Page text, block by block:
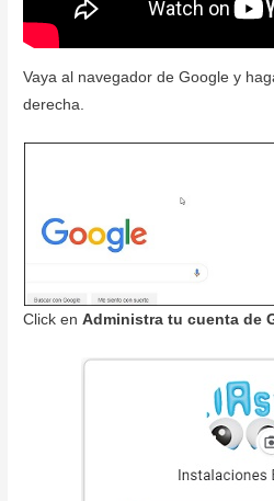
Vaya al navegador de Google y
derecha.
Click enAdministra tu cuenta de